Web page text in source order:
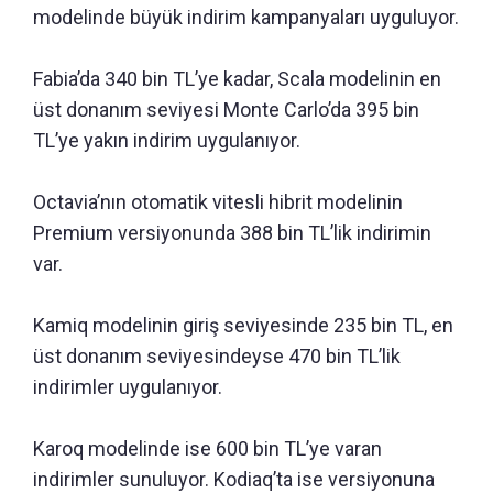
modelinde büyük indirim kampanyaları uyguluyor.
Fabia’da 340 bin TL’ye kadar, Scala modelinin en
üst donanım seviyesi Monte Carlo’da 395 bin
TL’ye yakın indirim uygulanıyor.
Octavia’nın otomatik vitesli hibrit modelinin
Premium versiyonunda 388 bin TL’lik indirimin
var.
Kamiq modelinin giriş seviyesinde 235 bin TL, en
üst donanım seviyesindeyse 470 bin TL’lik
indirimler uygulanıyor.
Karoq modelinde ise 600 bin TL’ye varan
indirimler sunuluyor. Kodiaq’ta ise versiyonuna